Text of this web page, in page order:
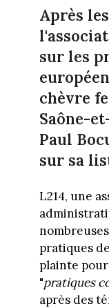
Après
sur les
chèvre
Saône-
Paul
sur sa
L214, une
pratiques
plainte
"pratiques
après des